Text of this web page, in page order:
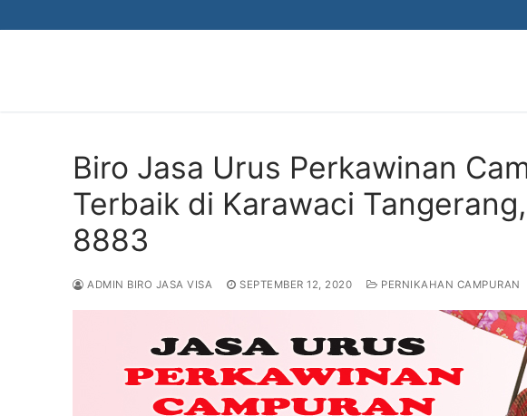
to
Biro Jasa Urus Perkawinan
Terbaik di Karawaci
8883
ADMIN BIRO JASA VISA SEPTEMBER 12, 2020 PERNIKAHAN CAMPURAN